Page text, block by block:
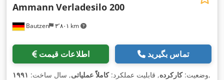
Bautzen ۳٬۸۰۱ km
Ammann Verladesilo 200
اطلاعات قیمت تماس بگیرید
وضعیت:کارکرده, قابلیت عملکرد:کاملاً عملیاتی, سال ساخت: ۱۹۹۱ ,